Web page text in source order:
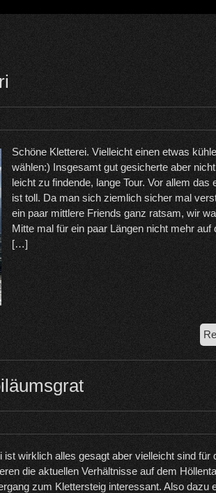
Schöne Kletterei. Vielleicht einen etwas
wählen:) Insgesamt gut gesicherte aber
leicht zu findende, lange Tour. Vor allem das
ist toll. Da man sich ziemlich sicher mal
ein paar mittlere Friends ganz ratsam, wir
Mitte mal für ein paar Längen nicht mehr auf
[…]
ist wirklich alles gesagt aber vielleicht sind für
die aktuellen Verhältnisse auf dem
zum Klettersteig interessant. Also dazu